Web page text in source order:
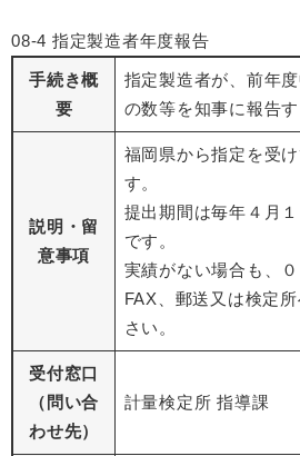
08-4 指定製造者年度報告
手続き概
要
指定製造者が、前年
の数等を知事に報告
説明・留
意事項
福岡県から指定を受
す。
提出期間は毎年４月
です。
実績がない場合も、
FAX、郵送又は検定
さい。
受付窓口
（問い合
わせ先）
計量検定所 指導課